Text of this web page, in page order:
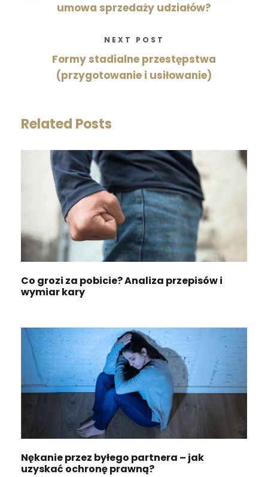
umowa sprzedaży udziałów?
NEXT POST
Formy stadialne przestępstwa
(przygotowanie i usiłowanie)
Related Posts
Co grozi za pobicie? Analiza przepisów i
wymiar kary
Nękanie przez byłego partnera – jak
uzyskać ochronę prawną?